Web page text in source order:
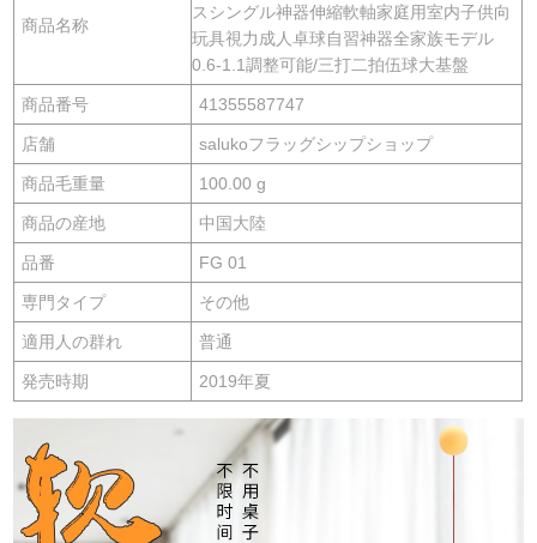
商品名称
スシングル神器伸縮軟軸家庭用室内子供向
玩具視力成人卓球自習神器全家族モデル
0.6-1.1調整可能/三打二拍伍球大基盤
商品番号 41355587747
店舗 salukoフラッグシップショップ
商品毛重量 100.00 g
商品の産地 中国大陸
品番 FG 01
専門タイプ その他
適用人の群れ 普通
発売時期 2019年夏